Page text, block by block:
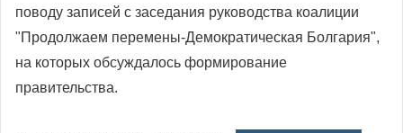
поводу записей с заседания руководства коалиции
"Продолжаем перемены-Демократическая Болгария",
на которых обсуждалось формирование
правительства.